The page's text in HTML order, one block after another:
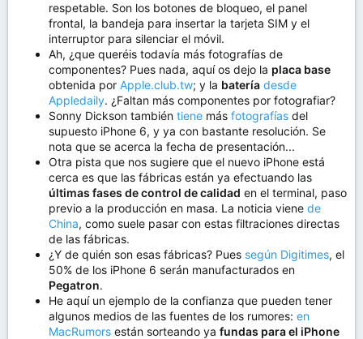
respetable. Son los botones de bloqueo, el panel
frontal, la bandeja para insertar la tarjeta SIM y el
interruptor para silenciar el móvil.
Ah, ¿que queréis todavía más fotografías de
componentes? Pues nada, aquí os dejo la placa base
obtenida por Apple.club.tw; y la batería desde
Appledaily. ¿Faltan más componentes por fotografiar?
Sonny Dickson también tiene más fotografías del
supuesto iPhone 6, y ya con bastante resolución. Se
nota que se acerca la fecha de presentación...
Otra pista que nos sugiere que el nuevo iPhone está
cerca es que las fábricas están ya efectuando las
últimas fases de control de calidad en el terminal, paso
previo a la producción en masa. La noticia viene de
China, como suele pasar con estas filtraciones directas
de las fábricas.
¿Y de quién son esas fábricas? Pues según Digitimes, el
50% de los iPhone 6 serán manufacturados en
Pegatron.
He aquí un ejemplo de la confianza que pueden tener
algunos medios de las fuentes de los rumores: en
MacRumors están sorteando ya fundas para el iPhone